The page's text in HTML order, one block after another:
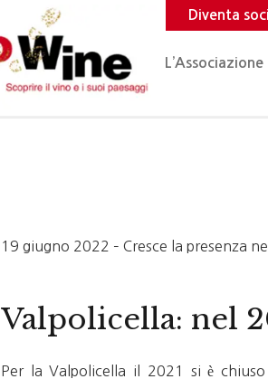
Diventa
L’Associazione
19 giugno 2022 – Cresce la presenza
Valpolicella: nel
Per la Valpolicella il 2021 si è